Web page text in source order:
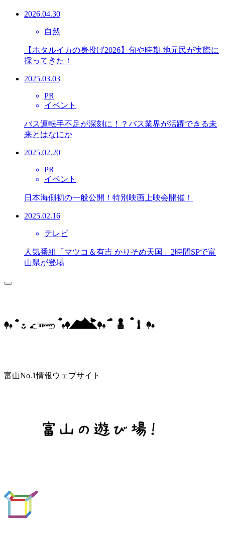
2026.04.30
自然
【ホタルイカの身投げ2026】旬や時期 地元民が実際に
採ってきた！
2025.03.03
PR
イベント
バス運転手不足が深刻に！？バス業界が活躍できる未
来とはなにか
2025.02.20
PR
イベント
日本海側初の一般公開！特別映画上映会開催！
2025.02.16
テレビ
人気番組「マツコ＆有吉 かりそめ天国」2時間SPで富
山県が登場
富山No.1情報ウェブサイト